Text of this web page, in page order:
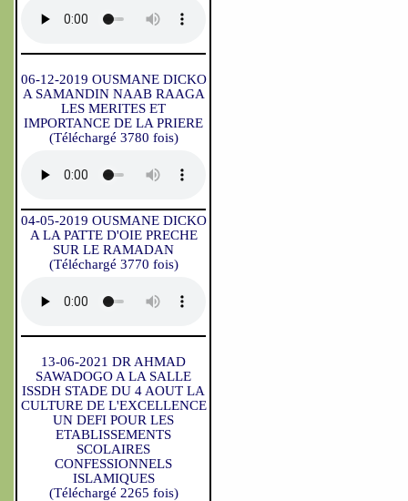
06-12-2019 OUSMANE DICKO
A SAMANDIN NAAB RAAGA
LES MERITES ET
IMPORTANCE DE LA PRIERE
(Téléchargé 3780 fois)
04-05-2019 OUSMANE DICKO
A LA PATTE D'OIE PRECHE
SUR LE RAMADAN
(Téléchargé 3770 fois)
13-06-2021 DR AHMAD
SAWADOGO A LA SALLE
ISSDH STADE DU 4 AOUT LA
CULTURE DE L'EXCELLENCE
UN DEFI POUR LES
ETABLISSEMENTS
SCOLAIRES
CONFESSIONNELS
ISLAMIQUES
(Téléchargé 2265 fois)